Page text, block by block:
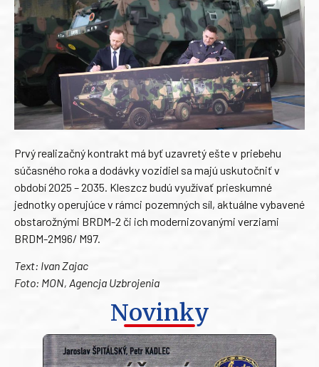
Prvý realizačný kontrakt má byť uzavretý ešte v priebehu
súčasného roka a dodávky vozidiel sa majú uskutočniť v
období 2025 – 2035. Kleszcz budú využívať prieskumné
jednotky operujúce v rámci pozemných síl, aktuálne vybavené
obstarožnými BRDM-2 či ich modernizovanými verziami
BRDM-2M96/ M97.
Text: Ivan Zajac
Foto: MON, Agencja Uzbrojenia
Novinky